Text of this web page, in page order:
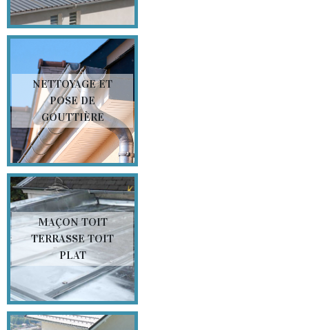
NETTOYAGE ET
POSE DE
GOUTTIÈRE
MAÇON TOIT
TERRASSE TOIT
PLAT